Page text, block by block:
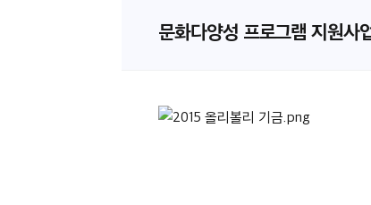
문화다양성 프로그램 지원사